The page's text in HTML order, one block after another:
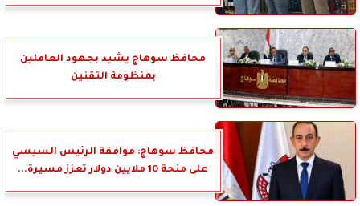
محافظ سوهاج يشيد بجهود العاملين
بمنظومة التقنين
محافظ سوهاج: موافقة الرئيس السيسي
على منحة 10 ملايين دولار تعزز مسيرة...